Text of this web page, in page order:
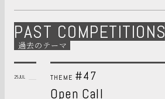
PAST COMPETITIONS
過去のテーマ
2026JUL THEME #47
Open Call